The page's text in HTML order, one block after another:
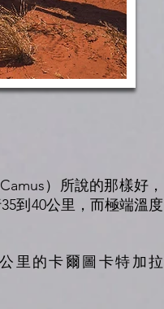
）所說的那樣好，
到40公里，而極端溫度
里的卡爾圖卡特加拉